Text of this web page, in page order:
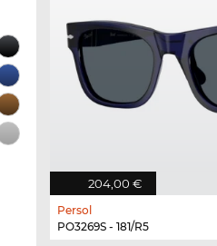
204,00 €
Persol
PO3269S - 181/R5